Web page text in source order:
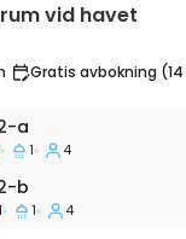
vid havet
Gratis avbokning
(Hvar) A-
a
1 4
b
b
1 4